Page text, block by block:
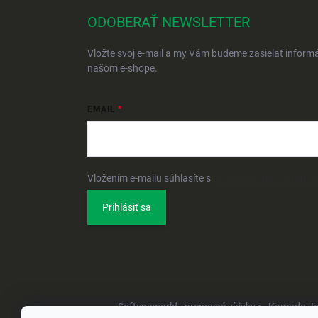
ODOBERAŤ NEWSLETTER
Vložte svoj e-mail a my Vám budeme zasielať
našom e-shope.
EMAIL
Vložením e-mailu súhlasíte s
Prihlásiť sa
Softspaworld - prenosné vírivky • Kamado